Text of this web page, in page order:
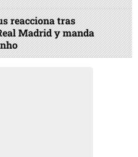
reacciona tras
Madrid y manda